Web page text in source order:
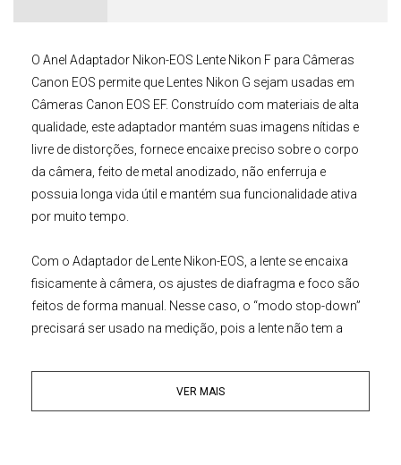
O Anel Adaptador Nikon-EOS Lente Nikon F para Câmeras
Canon EOS permite que Lentes Nikon G sejam usadas em
Câmeras Canon EOS EF. Construído com materiais de alta
qualidade, este adaptador mantém suas imagens nítidas e
livre de distorções, fornece encaixe preciso sobre o corpo
da câmera, feito de metal anodizado, não enferruja e
possuia longa vida útil e mantém sua funcionalidade ativa
por muito tempo.
Com o Adaptador de Lente Nikon-EOS , a lente se encaixa
fisicamente à câmera, os ajustes de diafragma e foco são
feitos de forma manual. Nesse caso, o “modo stop-down”
precisará ser usado na medição, pois a lente não tem a
câmera. Use a lente no modo de exposição totalmente
manual (M) ou defina sua câmera para o modo de
VER MAIS